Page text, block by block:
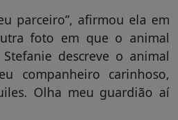
parceiro”, afirmou ela em
foto em que o animal
descreve o animal
companheiro carinhoso,
Olha meu guardião aí